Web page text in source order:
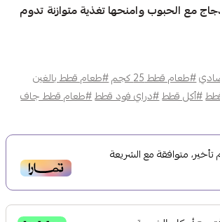
مع الحبوب وامنحها تغذية متوازنة تدوم
#طعام قطط 25 كجم
#طعام قطط بالغين
#أكل قطط#دراي فود قطط#طعام قطط جاف
متوافقة مع الشريعة